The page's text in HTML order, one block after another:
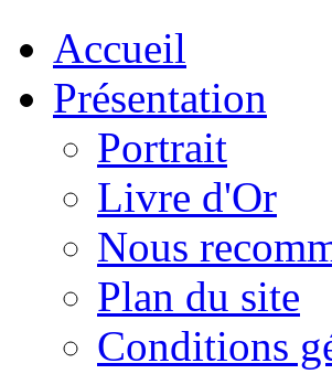
Accueil
Présentation
Portrait
Livre d'Or
Nous
Plan du site
Conditions